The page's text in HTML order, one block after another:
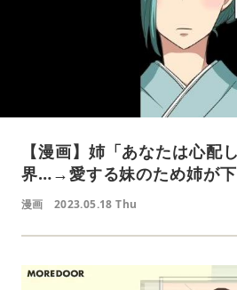
【漫画】姉「あなたは心配
界…→愛する妹のため姉が下
漫画 2023.05.18 Thu